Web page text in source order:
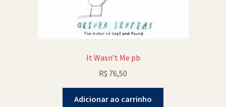
It Wasn’t Me pb
R$ 76,50
Adicionar ao carrinho